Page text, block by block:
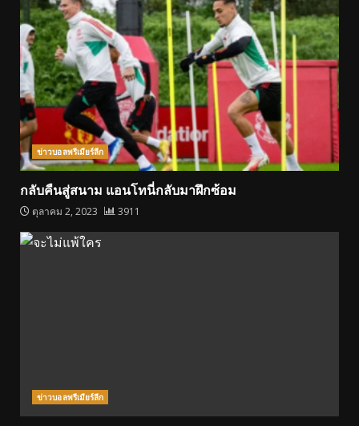
ข่าวบอลพรีเมียร์ลีก
กลับคืนสู่สนาม แอนโทนี่กลับมาฝึกซ้อม
ตุลาคม 2, 2023 3911
ข่าวบอลพรีเมียร์ลีก